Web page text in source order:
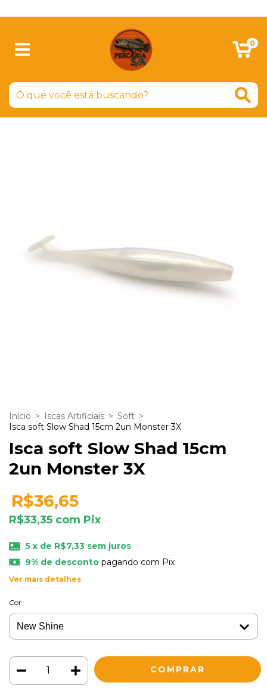
0
Início > Iscas Artificiais > Soft >
Isca soft Slow Shad 15cm 2un Monster 3X
Isca soft Slow Shad 15cm
2un Monster 3X
R$36,65
R$33,35 com Pix
5 x de R$7,33 sem juros
9% de descontopagando com Pix
Ver mais detalhes
Cor